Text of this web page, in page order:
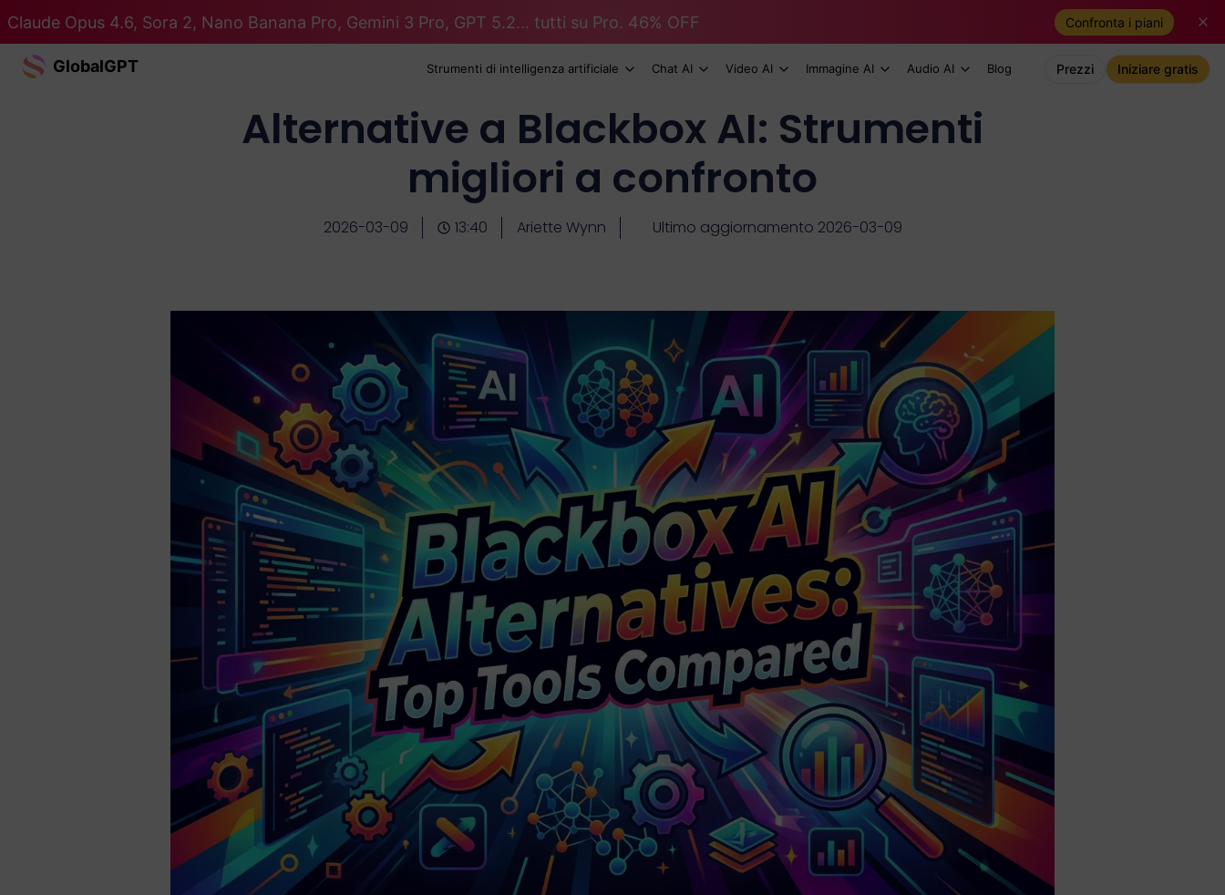
Claude Opus 4.6, Sora 2, Nano Banana Pro, Gemini 3 Pro, GPT 5.2... tutti su Pro. 46% OFF Confronta i piani
GlobalGPT Strumenti di intelligenza artificiale Chat AI Video AI Immagine AI Audio AI Blog Prezzi Iniziare gratis
Alternative a Blackbox AI: Strumenti
migliori a confronto
2026-03-09 13:40 Ariette Wynn Ultimo aggiornamento 2026-03-09